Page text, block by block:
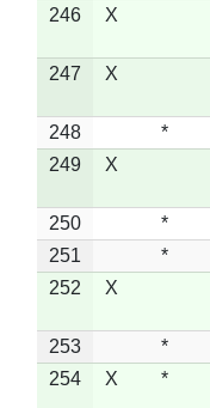
246
X
247 X
248 *
249
X
250 *
251
*
252
X
253 *
254
X *